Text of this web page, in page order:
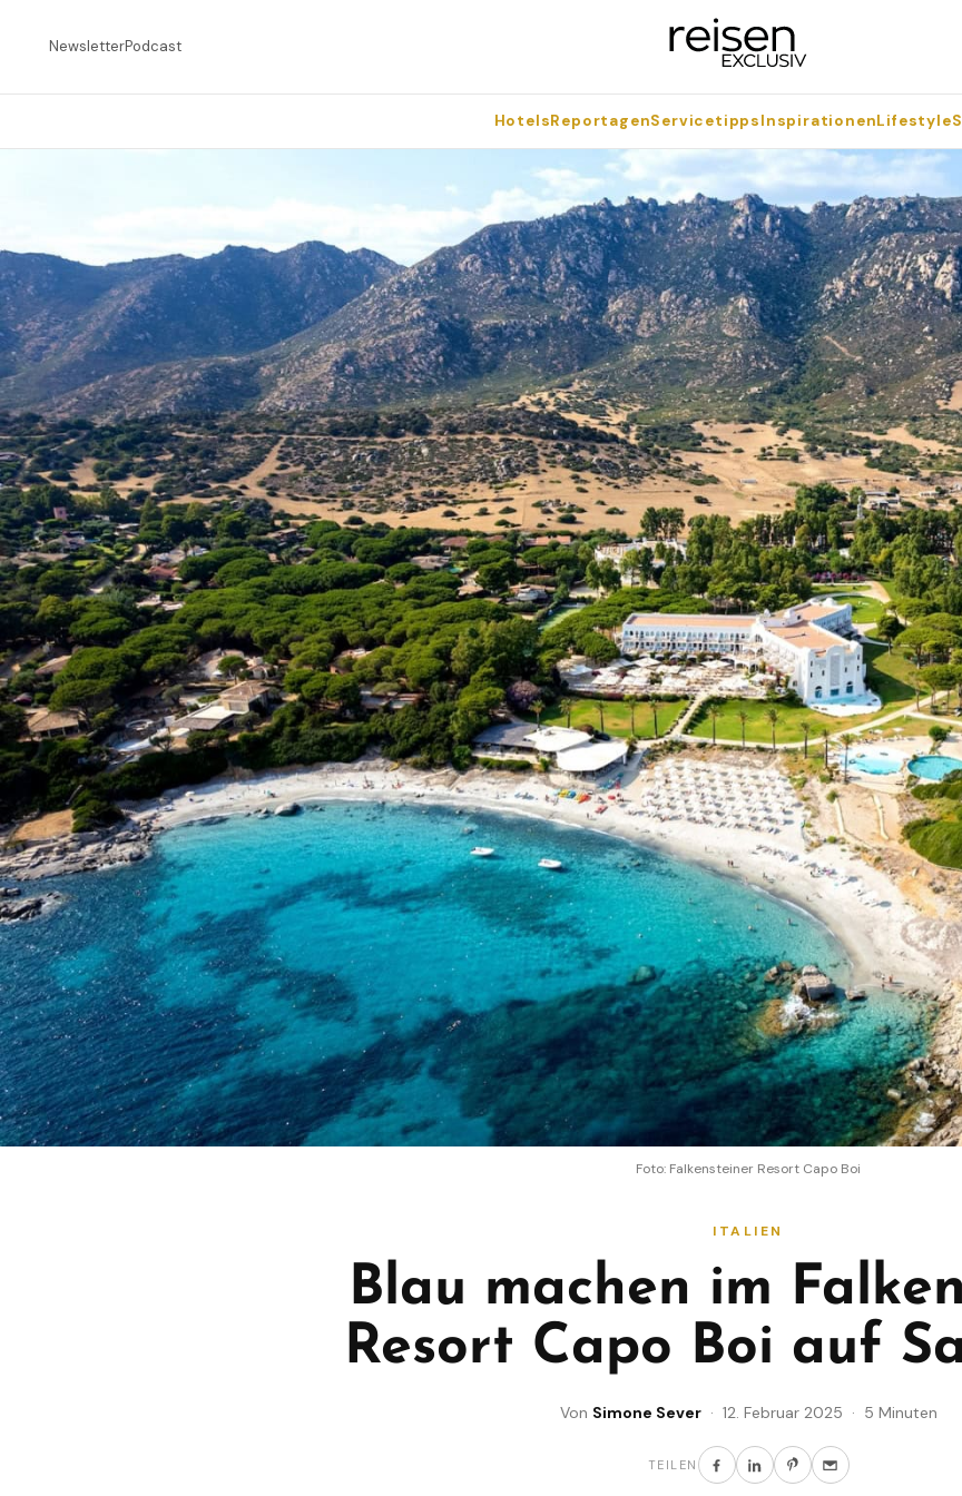
NewsletterPodcast
HotelsReportagenServicetippsInspirationenLifestyle
Foto: Falkensteiner Resort Capo Boi
ITALIEN
Blau machen im
Resort Capo Boi auf
Von Simone Sever· 12. Februar 2025 · 5 Minuten
TEILEN